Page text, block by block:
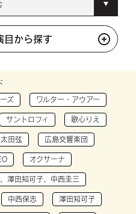
目から探す
ズ ワルター・アウアー
サントロフィ 歌心りえ
太田弦 広島交響楽団
オクサーナ
澤田知可子、中西圭三
中西保志 澤田知可子